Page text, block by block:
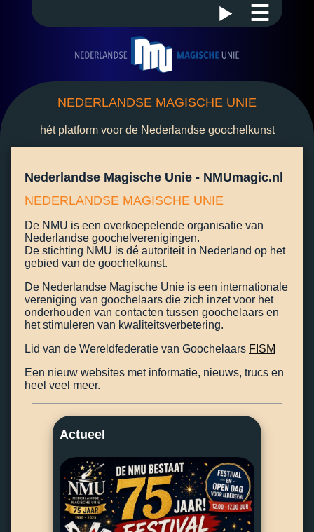
☰
NEDERLANDSE MAGISCHE UNIE
hét platform voor de Nederlandse goochelkunst
Nederlandse Magische Unie - NMUmagic.nl
NEDERLANDSE MAGISCHE UNIE
De NMU is een overkoepelende organisatie van
Nederlandse goochelverenigingen.
De stichting NMU is dé autoriteit in Nederland op het
gebied van de goochelkunst.
De Nederlandse Magische Unie is een internationale
vereniging van goochelaars die zich inzet voor het
onderhouden van contacten tussen goochelaars en
het stimuleren van kwaliteitsverbetering.
Lid van de Wereldfederatie van Goochelaars FISM
Een nieuw websites met informatie, nieuws, trucs en
heel veel meer.
Actueel